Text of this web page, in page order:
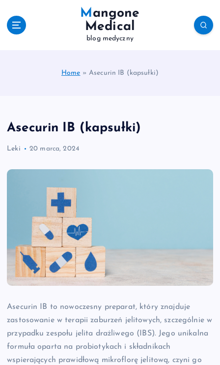
Mangone
Medical
blog medyczny
Home » Asecurin IB (kapsułki)
Asecurin IB (kapsułki)
Leki 20 marca, 2024
Asecurin IB to nowoczesny preparat, który znajduje
zastosowanie w terapii zaburzeń jelitowych, szczególnie w
przypadku zespołu jelita drażliwego (IBS). Jego unikalna
formuła oparta na probiotykach i składnikach
wspierających prawidłową mikroflorę jelitową, czyni go